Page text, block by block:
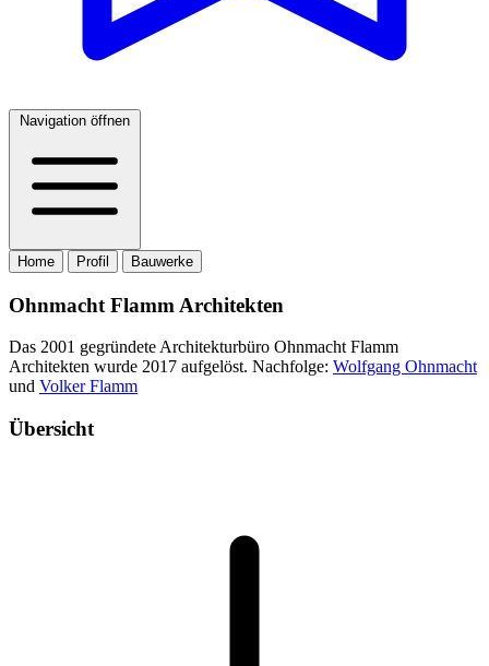
Navigation öffnen
Home Profil Bauwerke
Ohnmacht Flamm Architekten
Das 2001 gegründete Architekturbüro Ohnmacht Flamm
Architekten wurde 2017 aufgelöst. Nachfolge: Wolfgang Ohnmacht
und Volker Flamm
Übersicht